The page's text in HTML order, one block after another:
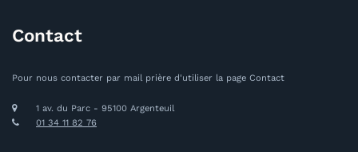
Contact
Pour nous contacter par mail prière d'utiliser la page Contact
1 av. du Parc - 95100 Argenteuil
01 34 11 82 76